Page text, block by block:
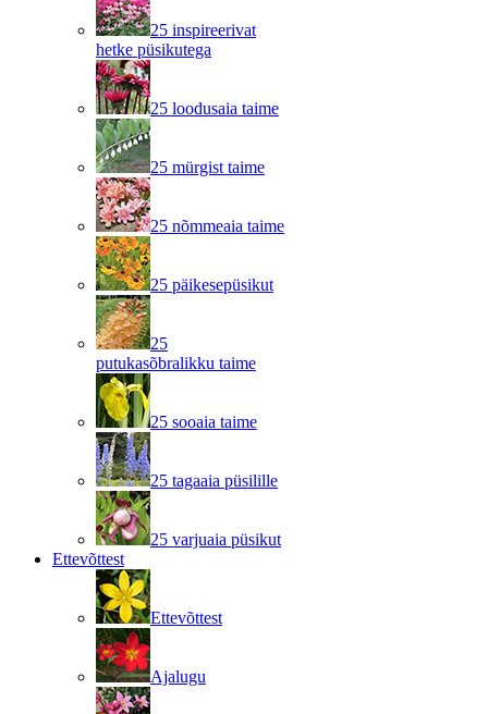
25 inspireerivat
hetke püsikutega
25 loodusaia taime
25 mürgist taime
25 nõmmeaia taime
25 päikesepüsikut
25
putukasõbralikku taime
25 sooaia taime
25 tagaaia püsilille
25 varjuaia püsikut
Ettevõttest
Ettevõttest
Ajalugu